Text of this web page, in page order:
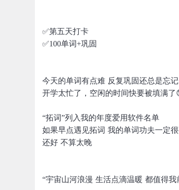
✅第五天打卡
✅100单词+巩固
今天的单词有点难 反复巩固还总是忘
开学太忙了，空闲的时间快要被填满了
“拓词”列入我的年度爱用软件名单
如果早点遇见拓词 我的单词功夫一定
还好 不算太晚
“宇宙山河浪漫 生活点滴温暖 都值得我